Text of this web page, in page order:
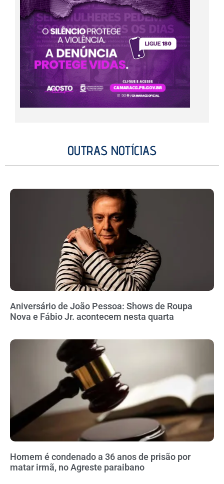
OUTRAS NOTÍCIAS
Aniversário de João Pessoa: Shows de Roupa
Nova e Fábio Jr. acontecem nesta quarta
Homem é condenado a 36 anos de prisão por
matar irmã, no Agreste paraibano